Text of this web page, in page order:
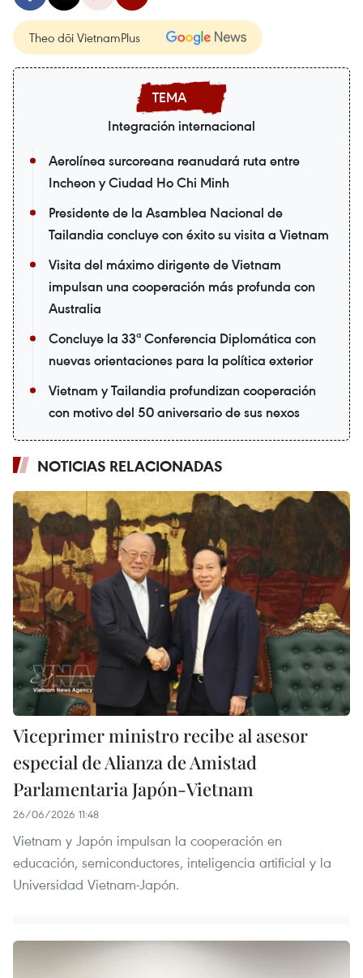
Theo dõi VietnamPlus
Integración internacional
Aerolínea surcoreana reanudará ruta entre
Incheon y Ciudad Ho Chi Minh
Presidente de la Asamblea Nacional de
Tailandia concluye con éxito su visita a Vietnam
Visita del máximo dirigente de Vietnam
impulsan una cooperación más profunda con
Australia
Concluye la 33ª Conferencia Diplomática con
nuevas orientaciones para la política exterior
Vietnam y Tailandia profundizan cooperación
con motivo del 50 aniversario de sus nexos
NOTICIAS RELACIONADAS
Viceprimer ministro recibe al asesor
especial de Alianza de Amistad
Parlamentaria Japón-Vietnam
26/06/2026 11:48
Vietnam y Japón impulsan la cooperación en
educación, semiconductores, inteligencia artificial y la
Universidad Vietnam-Japón.